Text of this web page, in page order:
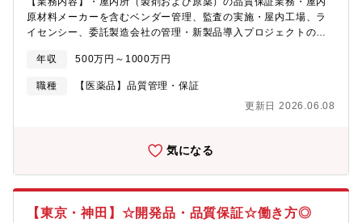
原材料メーカーを含むベンダー管理、監査の実施・屋内工場、ラ
イセンシー、委託製造会社の管理・新製品導入プロジェクトの意
築）・海外を含む視野観察への対応・ITシステムを用いたデータ
統合の仕組みづくり、解析および見える化・データインテグリテ
ィーの強化 【組織構成】・国内製造所管理担当（原薬）・国内製
造所管理担当（製剤）・品質社内情報担当 【会社概要】大塚製薬
ートラシューティカルズ関連事業（食品・飲料など）を展開する
薬品に加え、ポカリスエットやカロリーメイトなどの栄養・飲料
東京都にあり、国内外に研究開発拠点・生産拠点・販売拠点を有
年収 500万円～1000万円
職種
【医薬品】品質管理・保証
更新日 2026.06.08
気になる
【東京・神田】☆開発品・品質保証☆働き方◎